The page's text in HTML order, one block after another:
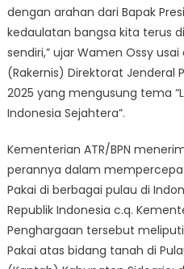
dengan arahan dari Bapak
kedaulatan bangsa kita terus
sendiri,” ujar Wamen Ossy
(Rakernis) Direktorat Jenderal
2025 yang mengusung tema
Indonesia Sejahtera”.
Kementerian ATR/BPN
perannya dalam
Pakai di berbagai pulau di
Republik Indonesia c.q.
Penghargaan tersebut
Pakai atas bidang tanah di